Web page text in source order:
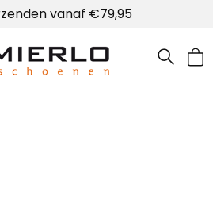
vanaf €79,95
Mierlo schoenen